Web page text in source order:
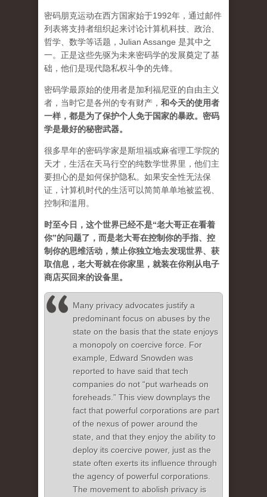
密码朋克运动在西方国家始于1992年，通过邮件
列表将支持者组织起来讨论计算机科技、政治、
哲学、数学等话题，Julian Assange 是其中之
一。正是这些先驱为未来密码学的发展奠定了基
础，他们是现代隐私权斗争的先锋。
密码学最原始的使用者是加利福尼亚的自由主义
者，当时它是各州的专有财产， 和今天的使用者
一样，都是为了保护个人免于国家的暴政。密码
学是最好的秘密武器。
很多早年的密码学家是斯坦福或麻省理工学院的
天才，生活在天马行空的纯数学世界里，他们主
要担心的是如何保护隐私。如果安全性无法保
证，计算机时代的生活可以简简单单地被监视、
控制和滥用。
时至今日，这个世界已经不是“老大哥正在看着
你”的问题了，而是老大哥在控制你的手指、控
制你的思维活动，禁止你独立地去发现世界、获
取信息，老大哥就在你家里，就装在你刚从电子
商店买回来的设备里。
Many privacy advocates justify a
predominant focus on abuses by the
state on the basis that the state enjoys
a monopoly on coercive force. For
example, Edward Snowden was
reported to have said that tech
companies do not “put warheads on
foreheads.” This view downplays the
fact that powerful corporations are part
of the nexus of power around the
state, and that they enjoy the ability to
deploy its coercive power, just as the
state often exerts its influence through
the agency of powerful corporations.
The movement to abolish privacy is